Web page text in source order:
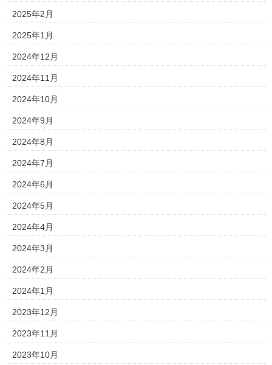
2025年2月
2025年1月
2024年12月
2024年11月
2024年10月
2024年9月
2024年8月
2024年7月
2024年6月
2024年5月
2024年4月
2024年3月
2024年2月
2024年1月
2023年12月
2023年11月
2023年10月